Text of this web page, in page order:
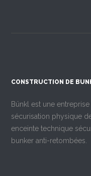
CONSTRUCTION DE
Bünkl est une
sécurisation physique
enceinte technique
bunker anti-retombées.